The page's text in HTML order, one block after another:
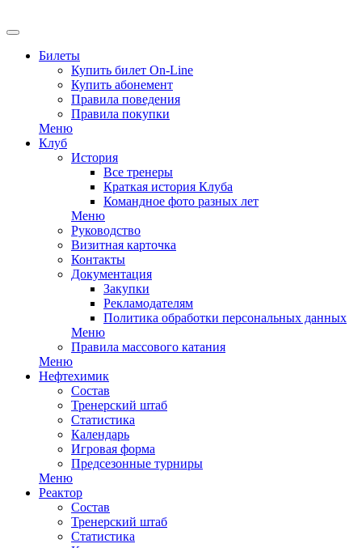
Билеты
Купить билет On-Line
Купить абонемент
Правила поведения
Правила покупки
Меню
Клуб
История
Все тренеры
Краткая история Клуба
Командное фото разных лет
Меню
Руководство
Визитная карточка
Контакты
Документация
Закупки
Рекламодателям
Политика обработки персональных данных
Меню
Правила массового катания
Меню
Нефтехимик
Состав
Тренерский штаб
Статистика
Календарь
Игровая форма
Предсезонные турниры
Меню
Реактор
Состав
Тренерский штаб
Статистика